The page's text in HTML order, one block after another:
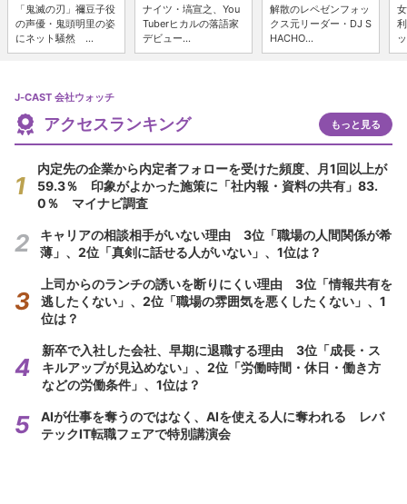
「鬼滅の刃」禰豆子役
の声優・鬼頭明里の姿
にネット騒然 ...
ナイツ・塙宣之、You
Tuberヒカルの落語家
デビュー...
解散のレペゼンフォッ
クス元リーダー・DJ S
HACHO...
J-CAST 会社ウォッチ
アクセスランキング もっと見る
内定先の企業から内定者フォローを受けた頻度、月1回以上が
59.3％ 印象がよかった施策に「社内報・資料の共有」83.
0％ マイナビ調査
キャリアの相談相手がいない理由 3位「職場の人間関係が希
薄」、2位「真剣に話せる人がいない」、1位は？
上司からのランチの誘いを断りにくい理由 3位「情報共有を
逃したくない」、2位「職場の雰囲気を悪くしたくない」、1
位は？
新卒で入社した会社、早期に退職する理由 3位「成長・ス
キルアップが見込めない」、2位「労働時間・休日・働き方
などの労働条件」、1位は？
AIが仕事を奪うのではなく、AIを使える人に奪われる レバ
テックIT転職フェアで特別講演会